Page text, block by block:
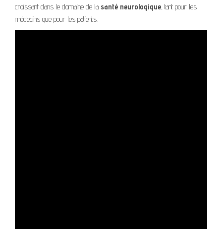
croissant dans le domaine de la santé neurologique, tant pour les
médecins que pour les patients.